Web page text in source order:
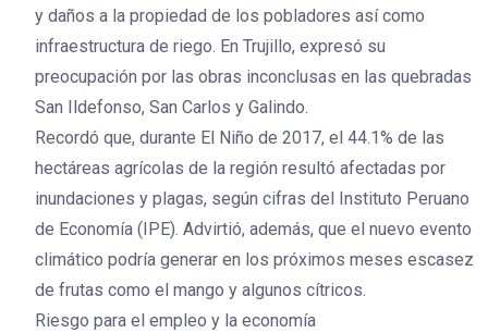
y daños a la propiedad de los pobladores así como
infraestructura de riego. En Trujillo, expresó su
preocupación por las obras inconclusas en las quebradas
San Ildefonso, San Carlos y Galindo.
Recordó que, durante El Niño de 2017, el 44.1% de las
hectáreas agrícolas de la región resultó afectadas por
inundaciones y plagas, según cifras del Instituto Peruano
de Economía (IPE). Advirtió, además, que el nuevo evento
climático podría generar en los próximos meses escasez
de frutas como el mango y algunos cítricos.
Riesgo para el empleo y la economía